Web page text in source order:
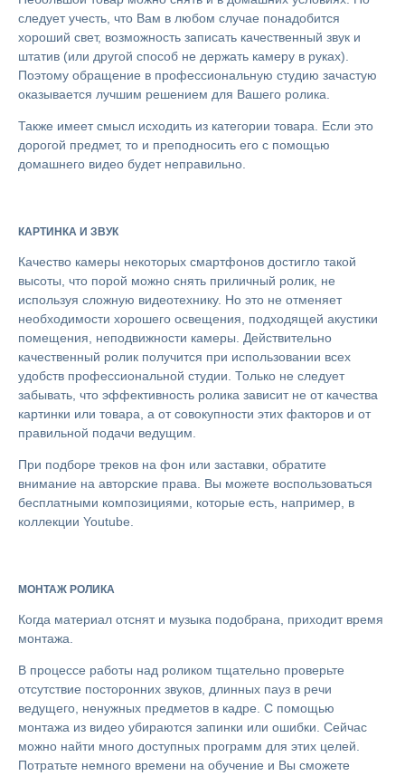
следует учесть, что Вам в любом случае понадобится
хороший свет, возможность записать качественный звук и
штатив (или другой способ не держать камеру в руках).
Поэтому обращение в профессиональную студию зачастую
оказывается лучшим решением для Вашего ролика.
Также имеет смысл исходить из категории товара. Если это
дорогой предмет, то и преподносить его с помощью
домашнего видео будет неправильно.
КАРТИНКА И ЗВУК
Качество камеры некоторых смартфонов достигло такой
высоты, что порой можно снять приличный ролик, не
используя сложную видеотехнику. Но это не отменяет
необходимости хорошего освещения, подходящей акустики
помещения, неподвижности камеры. Действительно
качественный ролик получится при использовании всех
удобств профессиональной студии. Только не следует
забывать, что эффективность ролика зависит не от качества
картинки или товара, а от совокупности этих факторов и от
правильной подачи ведущим.
При подборе треков на фон или заставки, обратите
внимание на авторские права. Вы можете воспользоваться
бесплатными композициями, которые есть, например, в
коллекции Youtube.
МОНТАЖ РОЛИКА
Когда материал отснят и музыка подобрана, приходит время
монтажа.
В процессе работы над роликом тщательно проверьте
отсутствие посторонних звуков, длинных пауз в речи
ведущего, ненужных предметов в кадре. С помощью
монтажа из видео убираются запинки или ошибки. Сейчас
можно найти много доступных программ для этих целей.
Потратьте немного времени на обучение и Вы сможете